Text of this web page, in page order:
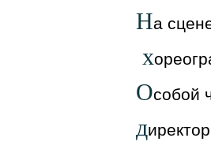
На
х
Особой
директор